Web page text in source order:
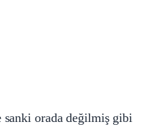
sanki orada değilmiş gibi